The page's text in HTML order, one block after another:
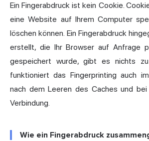
Ein Fingerabdruck ist kein Cookie.
eine Website auf Ihrem Computer
löschen können. Ein Fingerabdruck
erstellt, die Ihr Browser auf Anfrage
gespeichert wurde, gibt es nichts zu
funktioniert das Fingerprinting auch im
nach dem Leeren des Caches und
Verbindung.
Wie ein Fingerabdruck